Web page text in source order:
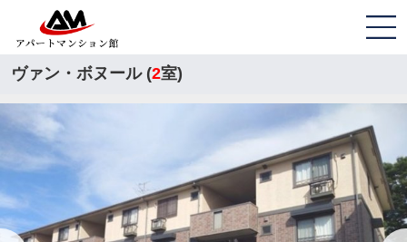
ヴァン・ボヌール (2室)